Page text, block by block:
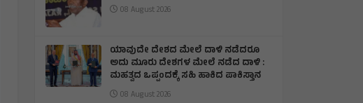
08 August 2026
ಯಾವುದೇ ದೇಶದ ಮೇಲೆ ದಾಳಿ ನಡೆದರೂ
ಅದು ಮೂರು ದೇಶಗಳ ಮೇಲೆ ನಡೆದ ದಾಳಿ :
ಮಹತ್ವದ ಒಪ್ಪಂದಕ್ಕೆ ಸಹಿ ಹಾಕಿದ ಪಾಕಿಸ್ತಾನ
08 August 2026